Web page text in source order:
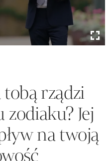
tobą rządzi
zodiaku? Jej
na twoją